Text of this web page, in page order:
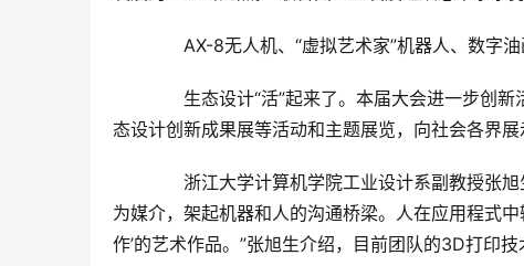
AX-8无人机、“虚拟艺术家”机器人、数字油
生态设计“活”起来了。本届大会进一步创新
态设计创新成果展等活动和主题展览，向社会各界
浙江大学计算机学院工业设计系副教授张旭
为媒介，架起机器和人的沟通桥梁。人在应用程式
作’的艺术作品。”张旭生介绍，目前团队的3D打印